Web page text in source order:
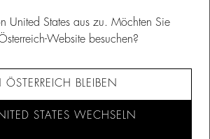
United States aus zu. Möchten Sie
Website besuchen?
ÖSTERREICH BLEIBEN
STATES WECHSELN